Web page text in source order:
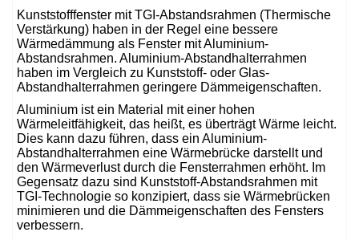
Kunststofffenster mit TGI-Abstandsrahmen (Thermische
Verstärkung) haben in der Regel eine bessere
Wärmedämmung als Fenster mit Aluminium-
Abstandsrahmen. Aluminium-Abstandhalterrahmen
haben im Vergleich zu Kunststoff- oder Glas-
Abstandhalterrahmen geringere Dämmeigenschaften.
Aluminium ist ein Material mit einer hohen
Wärmeleitfähigkeit, das heißt, es überträgt Wärme leicht.
Dies kann dazu führen, dass ein Aluminium-
Abstandhalterrahmen eine Wärmebrücke darstellt und
den Wärmeverlust durch die Fensterrahmen erhöht. Im
Gegensatz dazu sind Kunststoff-Abstandsrahmen mit
TGI-Technologie so konzipiert, dass sie Wärmebrücken
minimieren und die Dämmeigenschaften des Fensters
verbessern.